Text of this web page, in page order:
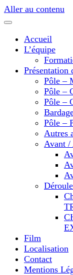
Aller au contenu
Accueil
L’équipe
Présentation
Pôle –
Pôle –
Pôle –
Pôle –
Autres
Avant /
Film
Localisation
Contact
Mentions